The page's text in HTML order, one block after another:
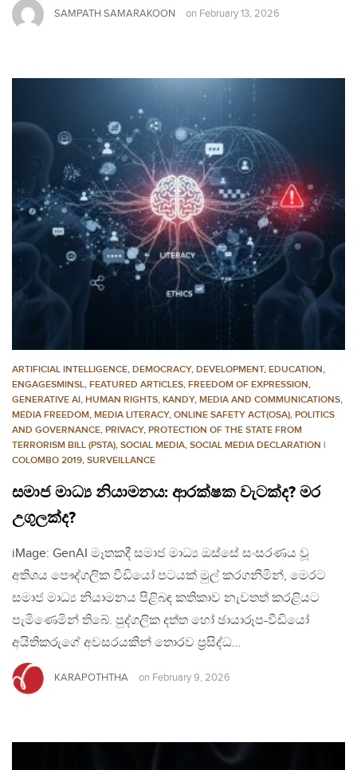
SAMPATH SAMARAKOON on February 13, 2026
ARTIFICIAL INTELLIGENCE, DEMOCRACY, DEVELOPMENT, EDUCATION,
ENGAGESMINSL, FEATURED ARTICLES, FREEDOM OF EXPRESSION,
GENERATIVE AI, HUMAN RIGHTS, KANDY, MEDIA AND COMMUNICATIONS,
MEDIA FREEDOM, MEDIA LITERACY, ONLINE SAFETY ACT(OSA), POLITICS
AND GOVERNANCE, PRIVACY, PROTECTION OF THE STATE FROM
TERRORISM BILL (PSTA), SOCIAL MEDIA, SOCIAL MEDIA DECLARATION |
COLOMBO 2019, SURVEILLANCE
සමාජ මාධ්‍ය නියාමනය: ආරක්ෂක වැටක්ද? මර
උගුලක්ද?
iMage: GenAI මෑතකදී සමාජ මාධ්‍ය ඔස්සේ සංසරණය වූ
අතිශය පෞද්ගලික වීඩියෝ පටයක් මුල් කරගනිමින්, මෙරට
සමාජ මාධ්‍ය නියාමනය පිළිබඳ කතිකාව නැවතත් කරළියට
පැමිණෙමින් තිබේ. පුද්ගලික දත්ත හෝ ඡායාරූප-වීඩියෝ
අයිතිකරුගේ අවසරයකින් තොරව ප්‍රසිද්ධ…
KARAPOTHTHA on February 9, 2026